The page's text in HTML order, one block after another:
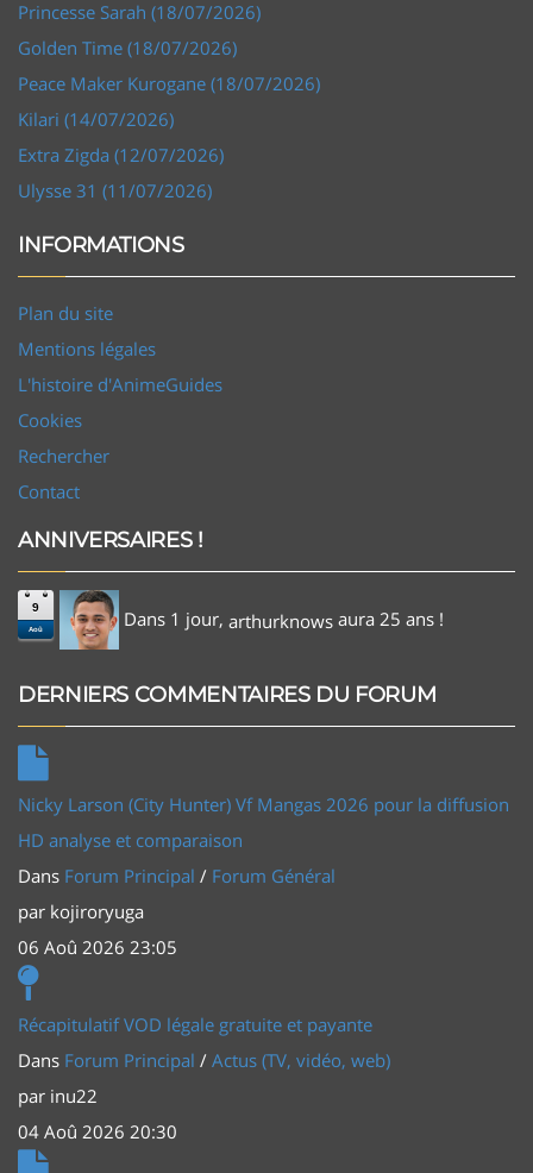
Princesse Sarah (18/07/2026)
Golden Time (18/07/2026)
Peace Maker Kurogane (18/07/2026)
Kilari (14/07/2026)
Extra Zigda (12/07/2026)
Ulysse 31 (11/07/2026)
INFORMATIONS
Plan du site
Mentions légales
L'histoire d'AnimeGuides
Cookies
Rechercher
Contact
ANNIVERSAIRES !
9
Aoû Dans 1 jour, arthurknows aura 25 ans !
DERNIERS COMMENTAIRES DU FORUM
Nicky Larson (City Hunter) Vf Mangas 2026 pour la diffusion
HD analyse et comparaison
Dans Forum Principal / Forum Général
par kojiroryuga
06 Aoû 2026 23:05
Récapitulatif VOD légale gratuite et payante
Dans Forum Principal / Actus (TV, vidéo, web)
par inu22
04 Aoû 2026 20:30